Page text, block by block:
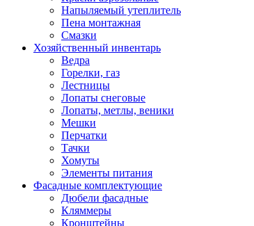
Напыляемый утеплитель
Пена монтажная
Смазки
Хозяйственный инвентарь
Ведра
Горелки, газ
Лестницы
Лопаты снеговые
Лопаты, метлы, веники
Мешки
Перчатки
Тачки
Хомуты
Элементы питания
Фасадные комплектующие
Дюбели фасадные
Кляммеры
Кронштейны